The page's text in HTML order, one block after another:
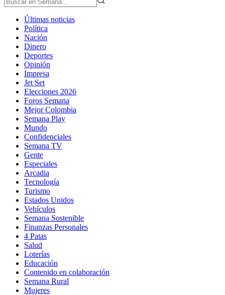
Últimas noticias
Política
Nación
Dinero
Deportes
Opinión
Impresa
Jet Set
Elecciones 2026
Foros Semana
Mejor Colombia
Semana Play
Mundo
Confidenciales
Semana TV
Gente
Especiales
Arcadia
Tecnología
Turismo
Estados Unidos
Vehículos
Semana Sostenible
Finanzas Personales
4 Patas
Salud
Loterías
Educación
Contenido en colaboración
Semana Rural
Mujeres